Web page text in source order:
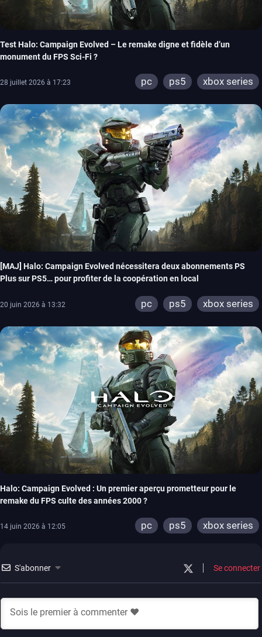
Test Halo: Campaign Evolved – Le remake digne et fidèle d’un
monument du FPS Sci-Fi ?
28 juillet 2026 à 17:23 pc ps5 xbox series
[MAJ] Halo: Campaign Evolved nécessitera deux abonnements PS
Plus sur PS5… pour profiter de la coopération en local
20 juin 2026 à 13:32 pc ps5 xbox series
Halo: Campaign Evolved : Un premier aperçu prometteur pour le
remake du FPS culte des années 2000 ?
14 juin 2026 à 12:05 pc ps5 xbox series
S'abonner Se connecter